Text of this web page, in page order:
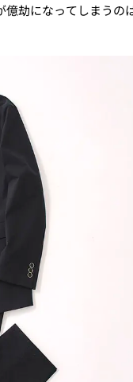
劫になってしまうの